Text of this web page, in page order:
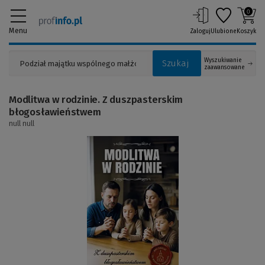
Menu
Szukaj
Wyszukiwanie
zaawansowane
ZalogujUlubione
0
Koszyk
strony)
Modlitwa w rodzinie. Z duszpasterskim
błogosławieństwem
null null